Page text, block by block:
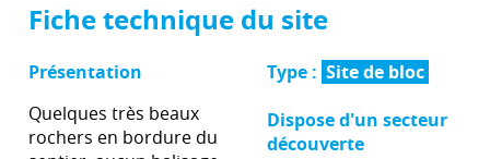
Fiche technique du site
Présentation
Quelques très beaux
rochers en bordure du
Type : Site de bloc
Dispose d'un secteur
découverte